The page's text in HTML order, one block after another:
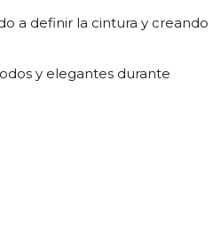
a definir la cintura y creando
y elegantes durante